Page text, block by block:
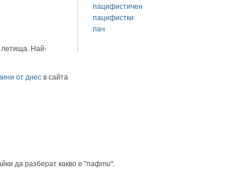
летища. Най-
от днес в сайта
пацифистичен
пацифистки
пач
да разберат какво е "пафти".